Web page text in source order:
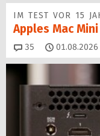
IM TEST VOR 15
Apples Mac
35 Kommentare
01.08.2026